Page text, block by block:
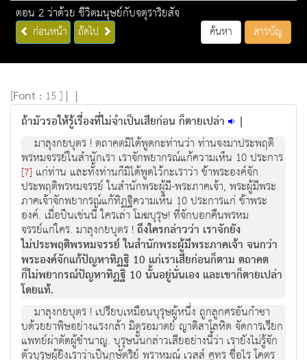
ตอน 2 ว่าด้วย ชีวิตมนุษย์กับจตุราริยสัจ
ก่อนหน้า ถัดไป ค้นหา สารบัญ
[Font : 15 ] | |
ถ้ามัวรอให้รู้เรื่องที่ไม่จำเป็นเสียก่อน ก็ตายเปล่า |
มาลุงกยบุตร ! ตถาคตมิไดพูดกะทานวา ทานจงมาประพฤติ
พรหมจรรยในสํานักเรา เราจักพยากรณแกความเห็น 10 ประการ
[7] แกทาน และทั้งทานก็มิไดพูดไวกะเราวา ขาพระองคจัก
ประพฤติพรหมจรรย ในสํานักพระผูมี-พระภาคเจา, พระผูมีพระ
ภาคเจาจักพยากรณแกทิฏฐิความเห็น 10 ประการแก ขาพระ
องค. เมื่อปนเชนนี้ ใครเลา โมฆบุรุษ! ที่จักบอกคืนพรหม
จรรยแกใคร. มาลุงกยบุตร !ถึงใครกลาววา เราจักยัง
ไมประพฤติพรหมจรรย ในสํานักพระผูมีพระภาคเจา จนกวา
พระองคจักแกปญหาทิฏฐิ 10 แกเราเสียกอนก็ตาม ตถาคต
ก็ไมพยากรณปญหาทิฏฐิ 10 นั้นอยูนั่นเอง และเขาก็ตายเปลา
โดยแท.
มาลุงกยบุตร ! เปรียบเหมือนบุรุษผูหนึ่ง ถูกลูกศรอันกําซา
บดวยยาพิษอยางแรงกลา มิตรอมาตย ญาติสาโลหิต จัดการเรียก
แพทยผาตัดผูชํานาญ. บุรุษนั้นกลาวเสียอยางนี้วา เรายังไมรูจัก
ตัวบุรุษผูยิงเราวาเปนกษัตริย พราหมณ เวสส ศูทร ชื่อไร โคตร